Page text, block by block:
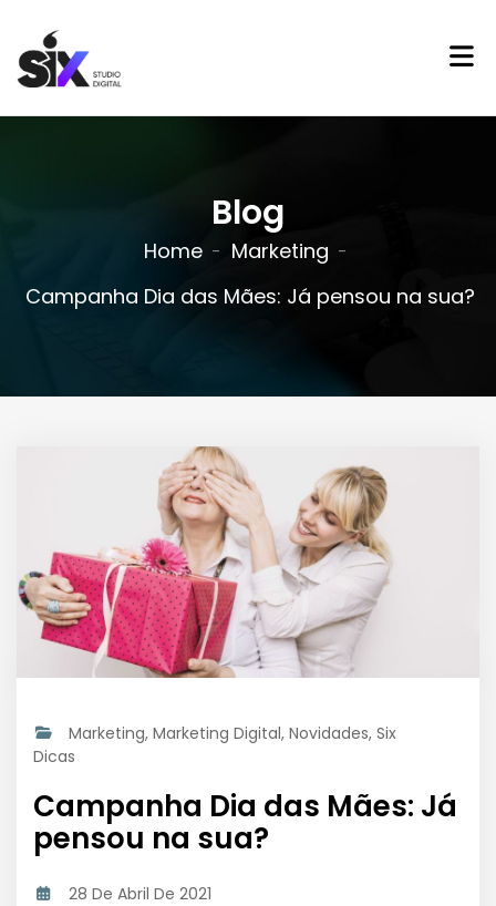
Blog
Home
Marketing
Campanha Dia das Mães: Já pensou na sua?
Marketing, Marketing Digital, Novidades, Six
Dicas
Campanha Dia das Mães: Já
pensou na sua?
28 De Abril De 2021